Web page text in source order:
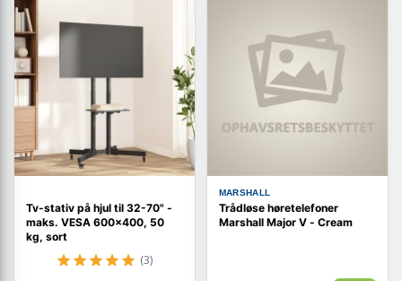
Tv-stativ på hjul til 32-70" -
maks. VESA 600×400, 50
kg, sort
(3)
MARSHALL
Trådløse høretelefoner
Marshall Major V - Cream